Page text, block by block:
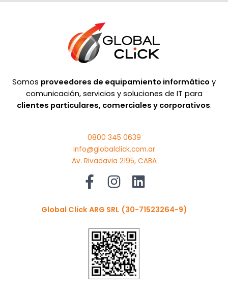
Somos proveedores de equipamiento informático y
comunicación, servicios y soluciones de IT para
clientes particulares, comerciales y corporativos.
0800 345 0639
info@globalclick.com.ar
Av. Rivadavia 2195, CABA
Global Click ARG SRL (30-71523264-9)